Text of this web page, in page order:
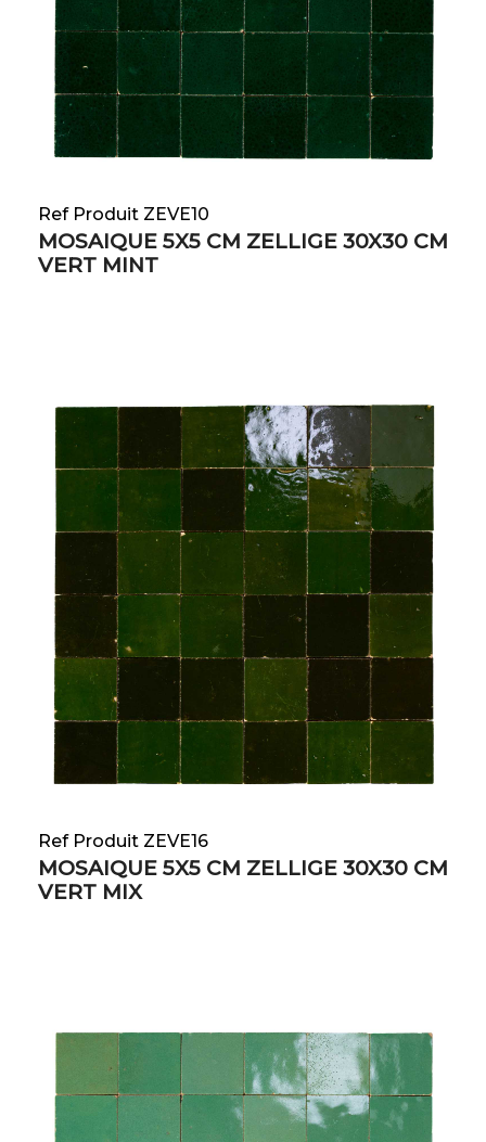
Ref Produit ZEVE10
MOSAIQUE 5X5 CM ZELLIGE 30X30 CM
VERT MINT
Ref Produit ZEVE16
MOSAIQUE 5X5 CM ZELLIGE 30X30 CM
VERT MIX